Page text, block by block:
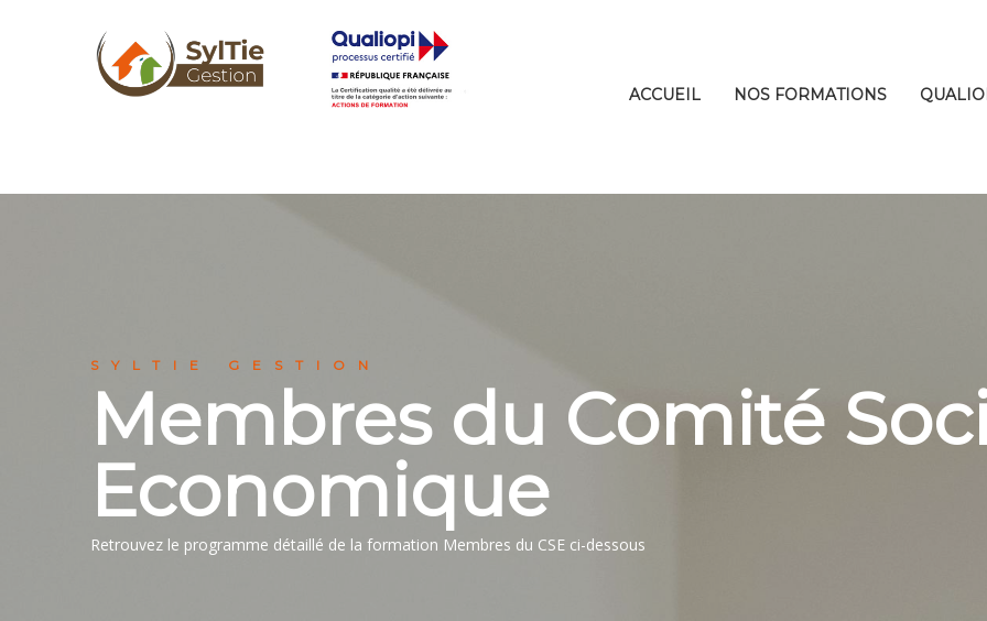
ACCUEIL NOS FORMATIONS
SYLTIE GESTION
Membres du Comité
Economique
Retrouvez le programme détaillé de la formation Membres du CSE ci-dessous